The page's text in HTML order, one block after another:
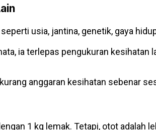
usia, jantina, genetik, gaya
ia terlepas pengukuran
anggaran kesihatan sebenar
1 kg lemak. Tetapi, otot adalah